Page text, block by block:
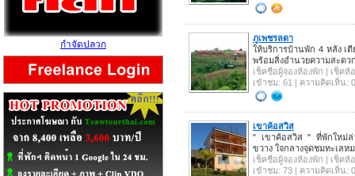
ภูเพชรลดา
ให้บริการบ้านพัก 4 หลัง
พร้อมสิ่งอำนวยความสะดว
เช็คชื่อผู้จองห้องพัก | เช็ค
เข้าชม: 61 | ความคิดเห็น: 0
เขาค้อสวิส
" เขาค้อสวิส " ที่พักใหม่ล่
ขวาง ใจกลางจุดชมทะเลห
เช็คชื่อผู้จองห้องพัก | เช็ค
เข้าชม: 73 | ความคิดเห็น: 0
กำจัดปลวก